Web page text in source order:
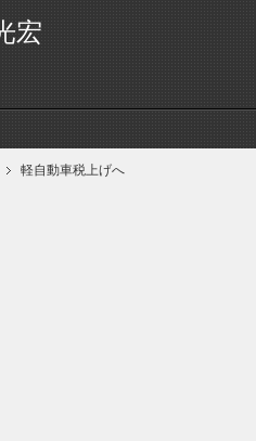
宏
軽自動車税上げへ